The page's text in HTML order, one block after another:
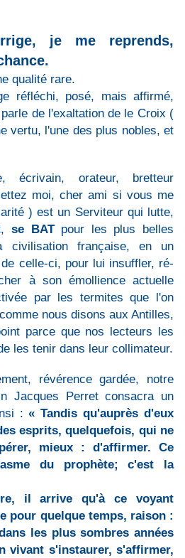
je me reprends,
qualité rare.
réfléchi, posé, mais affirmé,
de l'exaltation de le Croix (
vertu, l'une des plus nobles, et
écrivain, orateur, bretteur
moi, cher ami si vous me
) est un Serviteur qui lutte,
,se BATpour les plus belles
civilisation française, en un
celle-ci, pour lui insuffler, ré-
à son émollience actuelle
par les termites que l'on
nous disons aux Antilles,
parce que nos lecteurs les
les tenir dans leur collimateur.
révérence gardée, notre
Jacques Perret consacra un
: « Tandis qu'auprès d'eux
esprits, quelquefois, qui ne
mieux : d'affirmer. Ce
du prophète; c'est la
il arrive qu'à ce voyant
pour quelque temps, raison :
les plus sombres années
vivant s'instaurer, s'affirmer,